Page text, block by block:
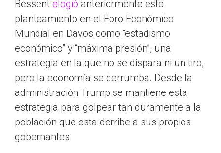
Bessent elogió anteriormente este
planteamiento en el Foro Económico
Mundial en Davos como “estadismo
económico” y “máxima presión”, una
estrategia en la que no se dispara ni un tiro,
pero la economía se derrumba. Desde la
administración Trump se mantiene esta
estrategia para golpear tan duramente a la
población que esta derribe a sus propios
gobernantes.